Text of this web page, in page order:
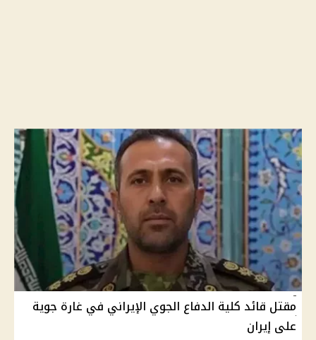
مقتل قائد كلية الدفاع الجوي الإيراني في غارة جوية
على إيران